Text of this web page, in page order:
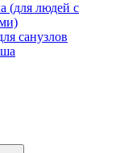
(для людей с
санузлов